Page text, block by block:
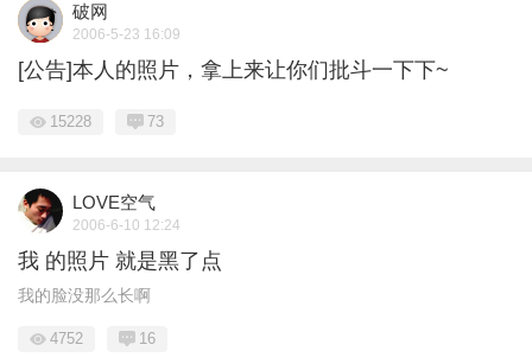
破网
2006-5-23 16:09
[公告]本人的照片，拿上来让你们批斗一下下~
15228 73
LOVE空气
2006-6-10 12:24
我 的照片 就是黑了点
我的脸没那么长啊
4752 16